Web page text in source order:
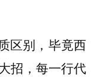
区别，毕竟西
招，每一行代